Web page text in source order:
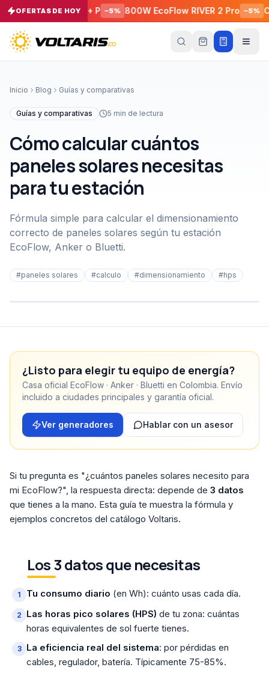
OFERTAS DE HOY
1800 W + P −5 % 800W EcoFlow RIVER 2 Pro − 5% Cable
Inicio Blog Guías y comparativas
Guías y comparativas 5 min de lectura
Cómo calcular cuántos
paneles solares necesitas
para tu estación
Fórmula simple para calcular el dimensionamiento
correcto de paneles solares según tu estación
EcoFlow, Anker o Bluetti.
#paneles solares #calculo #dimensionamiento #hps
¿Listo para elegir tu equipo de energía?
Casa oficial EcoFlow · Anker · Bluetti en Colombia. Envío
incluido a ciudades principales y garantía oficial.
Ver generadores Hablar con un asesor
Si tu pregunta es "¿cuántos paneles solares necesito para
mi EcoFlow?", la respuesta directa: depende de 3 datos
que tienes a la mano. Esta guía te muestra la fórmula y
ejemplos concretos del catálogo Voltaris.
Los 3 datos que necesitas
Tu consumo diario (en Wh): cuánto usas cada día.
Las horas pico solares (HPS) de tu zona: cuántas
horas equivalentes de sol fuerte tienes.
La eficiencia real del sistema: por pérdidas en
cables, regulador, batería. Típicamente 75-85%.
Tu
Vacío
carrito
está
Agrega
con el
botón
al
y
todos
juntos.
productos